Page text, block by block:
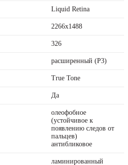
Liquid Retina
2266x1488
326
расширенный (P3)
True Tone
Да
олеофобное
(устойчивое к
появлению следов от
пальцев)
антибликовое
ламинированный